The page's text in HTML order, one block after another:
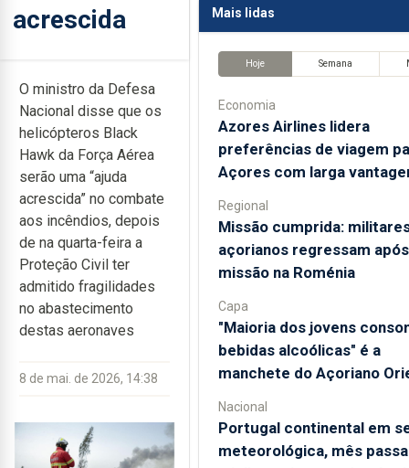
acrescida
O ministro da Defesa
Nacional disse que os
helicópteros Black
Hawk da Força Aérea
serão uma “ajuda
acrescida” no combate
aos incêndios, depois
de na quarta-feira a
Proteção Civil ter
admitido fragilidades
no abastecimento
destas aeronaves
8 de mai. de 2026, 14:38
Mais lidas
Hoje Semana
Economia
Azores Airlines lidera
preferências de viagem
Açores com larga
Regional
Missão cumprida:
açorianos regressam após
missão na Roménia
Capa
"Maioria dos jovens
bebidas alcoólicas" é a
manchete do Açoriano
Nacional
Portugal continental em
meteorológica, mês